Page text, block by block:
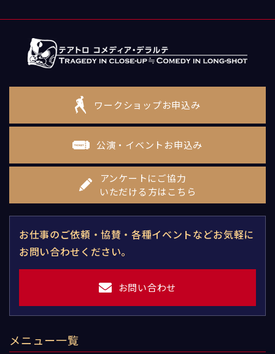
ワークショップお申込み
公演・イベントお申込み
アンケートにご協力
いただける方はこちら
お仕事のご依頼・協賛・各種イベントなどお気軽に
お問い合わせください。
お問い合わせ
メニュー一覧